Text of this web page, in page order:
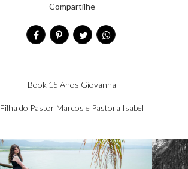
Compartilhe
Book 15 Anos Giovanna
Filha do Pastor Marcos e Pastora Isabel